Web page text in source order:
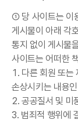
① 당 사이트는 이
게시물이 아래 각
통지 없이 게시물
사이트는 어떠한
1. 다른 회원 또는
손상시키는 내용
2. 공공질서 및 미
3. 범죄적 행위에